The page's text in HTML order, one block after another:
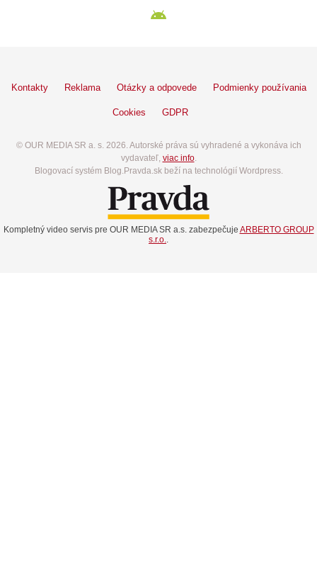
Kontakty Reklama Otázky a odpovede Podmienky používania
Cookies GDPR
© OUR MEDIA SR a. s. 2026. Autorské práva sú vyhradené a vykonáva ich
vydavateľ, viac info.
Blogovací systém Blog.Pravda.sk beží na technológií Wordpress.
Kompletný video servis pre OUR MEDIA SR a.s. zabezpečuje ARBERTO GROUP
s.r.o..